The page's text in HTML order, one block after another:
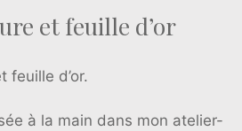
et feuille d’or
feuille d’or.
à la main dans mon atelier-